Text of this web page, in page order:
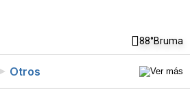
88°Bruma
Otros